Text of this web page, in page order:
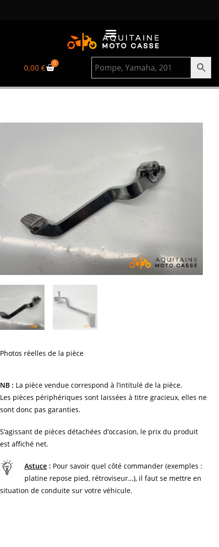
0,00€ 0
Photos réelles de la pièce
NB : La pièce vendue correspond à l’intitulé de la pièce.
Les pièces périphériques sont laissées à titre gracieux, elles ne
sont donc pas garanties.
S’agissant de pièces détachées d’occasion, le prix du produit
est affiché net.
Astuce : Pour savoir quel côté commander (exemples :
platine repose pied, rétroviseur…), il faut se mettre en
situation de conduite sur votre véhicule.